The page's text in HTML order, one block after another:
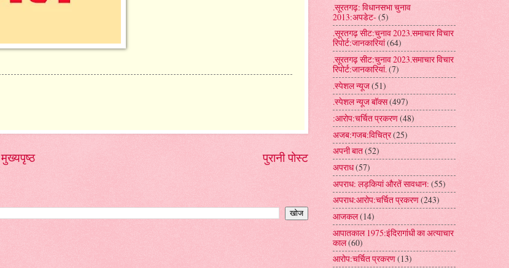
पुरानी पोस्ट
मुख्यपृष्ठ
.सूरतगढ़: विधानसभा चुनाव
2013:अपडेट- (5)
.सूरतगढ़ सीट:चुनाव 2023.समाचार विचार
रिपोर्ट:जानकारियां(64)
.सूरतगढ़ सीट:चुनाव 2023.समाचार विचार
रिपोर्ट:जानकारियां.(7)
.स्पेशल न्यूज(51)
.स्पेशल न्यूज बॉक्स(497)
:आरोप:चर्चित प्रकरण(48)
अजब:गजब:विचित्र(25)
अपनी बात(52)
अपराध(57)
अपराध: लड़कियां औरतें सावधान: (55)
अपराध:आरोप:चर्चित प्रकरण(243)
आजकल(14)
आपातकाल 1975:इंदिरागांधी का अत्याचार
काल(60)
आरोप:चर्चित प्रकरण(13)